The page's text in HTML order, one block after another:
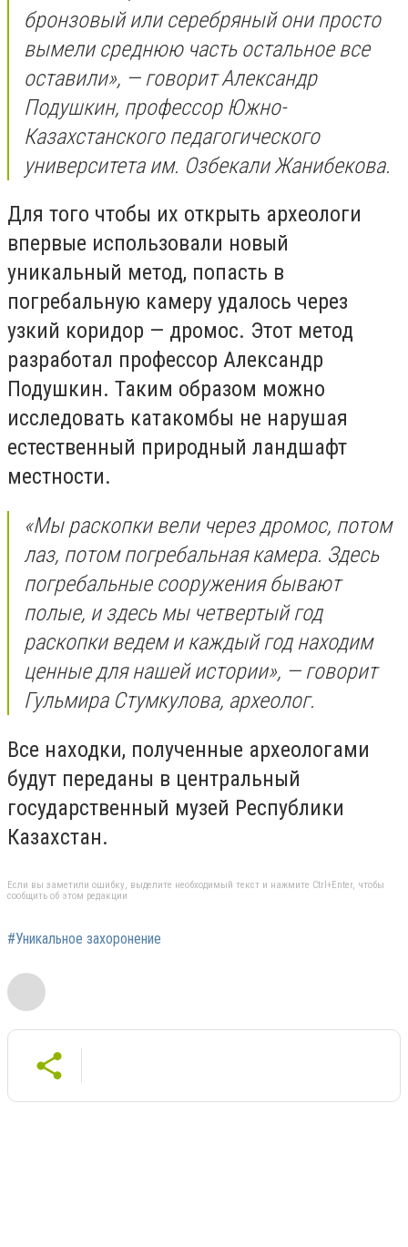
бронзовый или серебряный они просто
вымели среднюю часть остальное все
оставили», — говорит Александр
Подушкин, профессор Южно-
Казахстанского педагогического
университета им. Озбекали Жанибекова.
Для того чтобы их открыть археологи
впервые использовали новый
уникальный метод, попасть в
погребальную камеру удалось через
узкий коридор — дромос. Этот метод
разработал профессор Александр
Подушкин. Таким образом можно
исследовать катакомбы не нарушая
естественный природный ландшафт
местности.
«Мы раскопки вели через дромос, потом
лаз, потом погребальная камера. Здесь
погребальные сооружения бывают
полые, и здесь мы четвертый год
раскопки ведем и каждый год находим
ценные для нашей истории», — говорит
Гульмира Стумкулова, археолог.
Все находки, полученные археологами
будут переданы в центральный
государственный музей Республики
Казахстан.
Если вы заметили ошибку, выделите необходимый текст и нажмите Ctrl+Enter, чтобы
сообщить об этом редакции
#Уникальное захоронение